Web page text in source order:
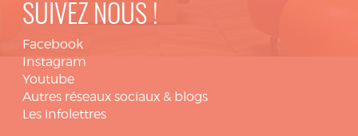
SUIVEZ NOUS !
Facebook
Instagram
Youtube
Autres réseaux sociaux & blogs
Les infolettres